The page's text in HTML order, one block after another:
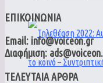
ΕΠΙΚΟΙΝΩΝΙΑ
Email: info@voiceon.gr
Διαφήμιση:
ΤΕΛΕΥΤΑΙΑ ΑΡΘΡΑ